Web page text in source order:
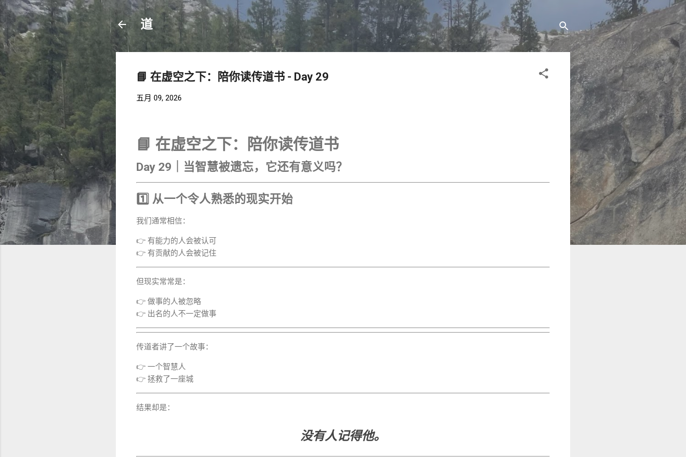
跳至主要内容
道
📘 在虚空之下：陪你读传道书 - Day 29
五月 09, 2026
📘 在虚空之下：陪你读传道书
Day 29｜当智慧被遗忘，它还有意义吗？
1️⃣ 从一个令人熟悉的现实开始
我们通常相信：
👉 有能力的人会被认可
👉 有贡献的人会被记住
但现实常常是：
👉 做事的人被忽略
👉 出名的人不一定做事
传道者讲了一个故事：
👉 一个智慧人
👉 拯救了一座城
结果却是：
没有人记得他。